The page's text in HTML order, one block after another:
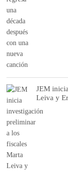
JEM
Leiva y